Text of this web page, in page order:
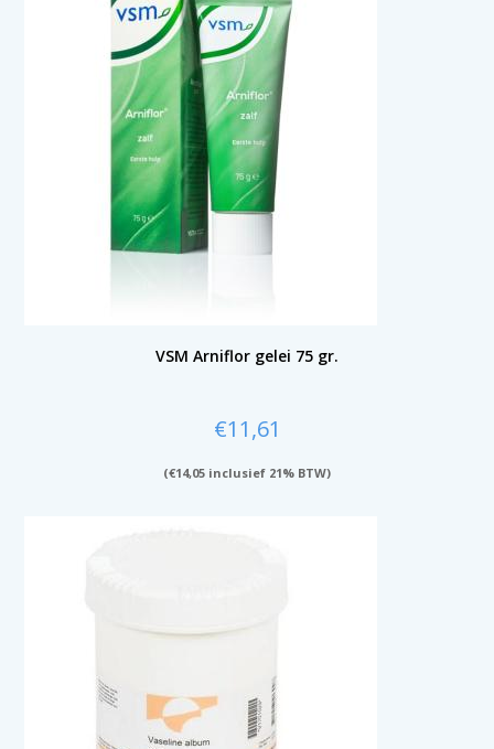
VSM Arniflor gelei 75 gr.
€11,61
(€14,05 inclusief 21% BTW)